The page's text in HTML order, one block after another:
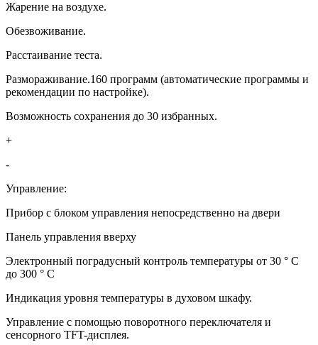
Жарение на воздухе.
Обезвоживание.
Расстаивание теста.
Размораживание.160 программ (автоматические программы и
рекомендации по настройке).
Возможность сохранения до 30 избранных.
+
-
Управление:
Прибор с блоком управления непосредственно на двери
Панель управления вверху
Электронный поградусный контроль температуры от 30 ° C
до 300 ° C
Индикация уровня температуры в духовом шкафу.
Управление с помощью поворотного переключателя и
сенсорного TFT-дисплея.